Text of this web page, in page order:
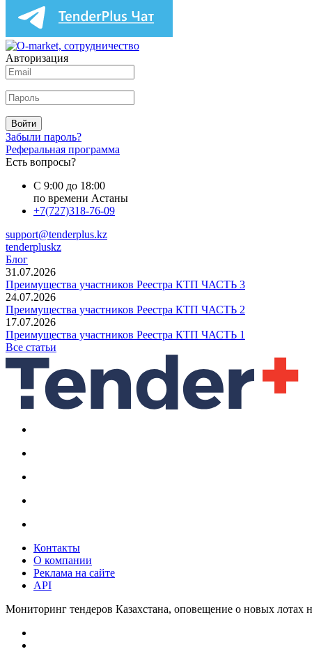
Авторизация
Войти
Забыли пароль?
Реферальная программа
Есть вопросы?
С 9:00 до 18:00
по времени Астаны
+7(727)318-76-09
support@tenderplus.kz
tenderpluskz
Блог
31.07.2026
Преимущества участников Реестра КТП ЧАСТЬ 3
24.07.2026
Преимущества участников Реестра КТП ЧАСТЬ 2
17.07.2026
Преимущества участников Реестра КТП ЧАСТЬ 1
Все статьи
Контакты
О компании
Реклама на сайте
API
Мониторинг тендеров Казахстана, оповещение о новых лотах